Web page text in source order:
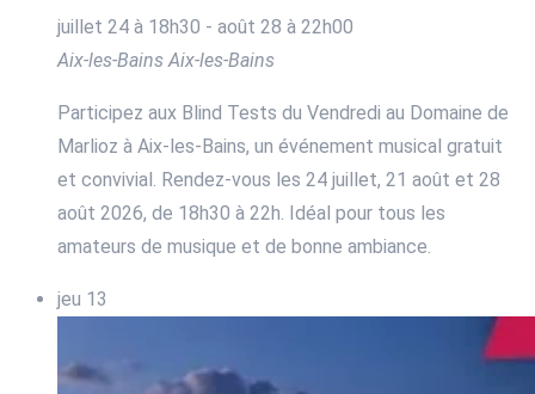
juillet 24 à 18h30 - août 28 à 22h00
Aix-les-BainsAix-les-Bains
Participez aux Blind Tests du Vendredi au Domaine de
Marlioz à Aix-les-Bains, un événement musical gratuit
et convivial. Rendez-vous les 24 juillet, 21 août et 28
août 2026, de 18h30 à 22h. Idéal pour tous les
amateurs de musique et de bonne ambiance.
jeu 13